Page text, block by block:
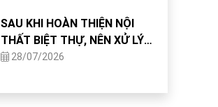
SAU KHI HOÀN THIỆN NỘI
THẤT BIỆT THỰ, NÊN XỬ LÝ
CHẤT LƯỢNG KHÔNG KHÍ
28/07/2026